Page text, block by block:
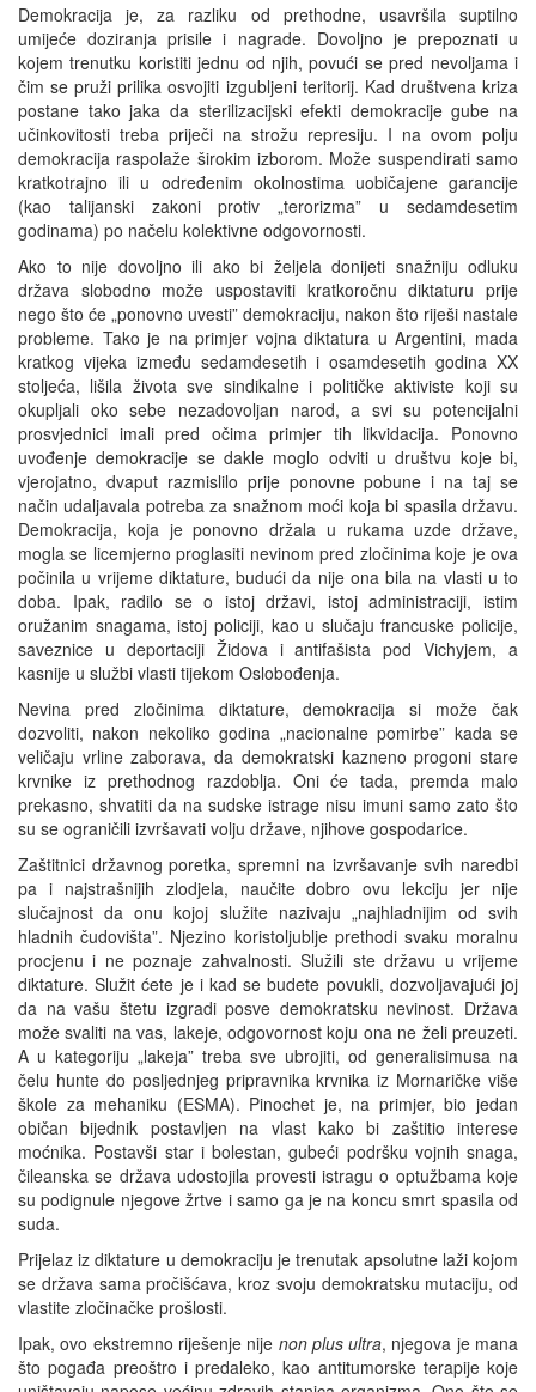
Demokracija je, za razliku od prethodne, usavršila suptilno
umijeće doziranja prisile i nagrade. Dovoljno je prepoznati u
kojem trenutku koristiti jednu od njih, povući se pred nevoljama i
čim se pruži prilika osvojiti izgubljeni teritorij. Kad društvena kriza
postane tako jaka da sterilizacijski efekti demokracije gube na
učinkovitosti treba priječi na strožu represiju. I na ovom polju
demokracija raspolaže širokim izborom. Može suspendirati samo
kratkotrajno ili u određenim okolnostima uobičajene garancije
(kao talijanski zakoni protiv „terorizma” u sedamdesetim
godinama) po načelu kolektivne odgovornosti.
Ako to nije dovoljno ili ako bi željela donijeti snažniju odluku
država slobodno može uspostaviti kratkoročnu diktaturu prije
nego što će „ponovno uvesti” demokraciju, nakon što riješi nastale
probleme. Tako je na primjer vojna diktatura u Argentini, mada
kratkog vijeka između sedamdesetih i osamdesetih godina XX
stoljeća, lišila života sve sindikalne i političke aktiviste koji su
okupljali oko sebe nezadovoljan narod, a svi su potencijalni
prosvjednici imali pred očima primjer tih likvidacija. Ponovno
uvođenje demokracije se dakle moglo odviti u društvu koje bi,
vjerojatno, dvaput razmislilo prije ponovne pobune i na taj se
način udaljavala potreba za snažnom moći koja bi spasila državu.
Demokracija, koja je ponovno držala u rukama uzde države,
mogla se licemjerno proglasiti nevinom pred zločinima koje je ova
počinila u vrijeme diktature, budući da nije ona bila na vlasti u to
doba. Ipak, radilo se o istoj državi, istoj administraciji, istim
oružanim snagama, istoj policiji, kao u slučaju francuske policije,
saveznice u deportaciji Židova i antifašista pod Vichyjem, a
kasnije u službi vlasti tijekom Oslobođenja.
Nevina pred zločinima diktature, demokracija si može čak
dozvoliti, nakon nekoliko godina „nacionalne pomirbe” kada se
veličaju vrline zaborava, da demokratski kazneno progoni stare
krvnike iz prethodnog razdoblja. Oni će tada, premda malo
prekasno, shvatiti da na sudske istrage nisu imuni samo zato što
su se ograničili izvršavati volju države, njihove gospodarice.
Zaštitnici državnog poretka, spremni na izvršavanje svih naredbi
pa i najstrašnijih zlodjela, naučite dobro ovu lekciju jer nije
slučajnost da onu kojoj služite nazivaju „najhladnijim od svih
hladnih čudovišta”. Njezino koristoljublje prethodi svaku moralnu
procjenu i ne poznaje zahvalnosti. Služili ste državu u vrijeme
diktature. Služit ćete je i kad se budete povukli, dozvoljavajući joj
da na vašu štetu izgradi posve demokratsku nevinost. Država
može svaliti na vas, lakeje, odgovornost koju ona ne želi preuzeti.
A u kategoriju „lakeja” treba sve ubrojiti, od generalisimusa na
čelu hunte do posljednjeg pripravnika krvnika iz Mornaričke više
škole za mehaniku (ESMA). Pinochet je, na primjer, bio jedan
običan bijednik postavljen na vlast kako bi zaštitio interese
moćnika. Postavši star i bolestan, gubeći podršku vojnih snaga,
čileanska se država udostojila provesti istragu o optužbama koje
su podignule njegove žrtve i samo ga je na koncu smrt spasila od
suda.
Prijelaz iz diktature u demokraciju je trenutak apsolutne laži kojom
se država sama pročišćava, kroz svoju demokratsku mutaciju, od
vlastite zločinačke prošlosti.
Ipak, ovo ekstremno riješenje nije non plus ultra, njegova je mana
što pogađa preoštro i predaleko, kao antitumorske terapije koje